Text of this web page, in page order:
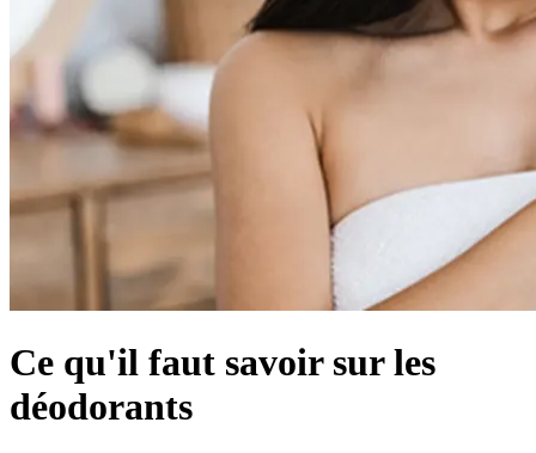
Ce qu'il faut savoir sur les
déodorants